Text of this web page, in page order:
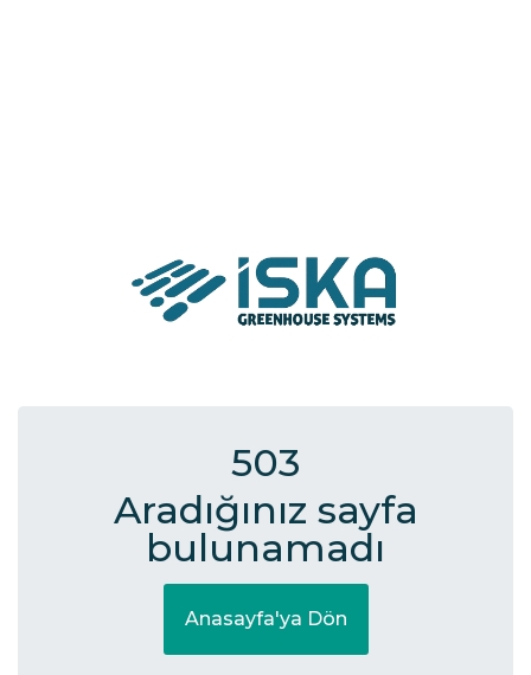
503
Aradığınız sayfa
bulunamadı
Anasayfa'ya Dön